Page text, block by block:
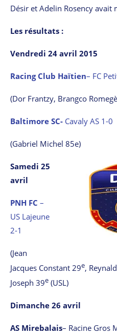
Désir et Adelin Rosency
Les résultats :
Vendredi 24 avril 2015
Racing Club Haïtien– FC
(Dor Frantzy, Brangco
Baltimore SC- Cavaly AS 1-0
(Gabriel Michel 85e)
Samedi 25
avril
PNH FC –
US Lajeune
2-1
(Jean
Jacques Constant 29e,
Joseph 39e (USL)
Dimanche 26 avril
AS Mirebalais– Racine Gros